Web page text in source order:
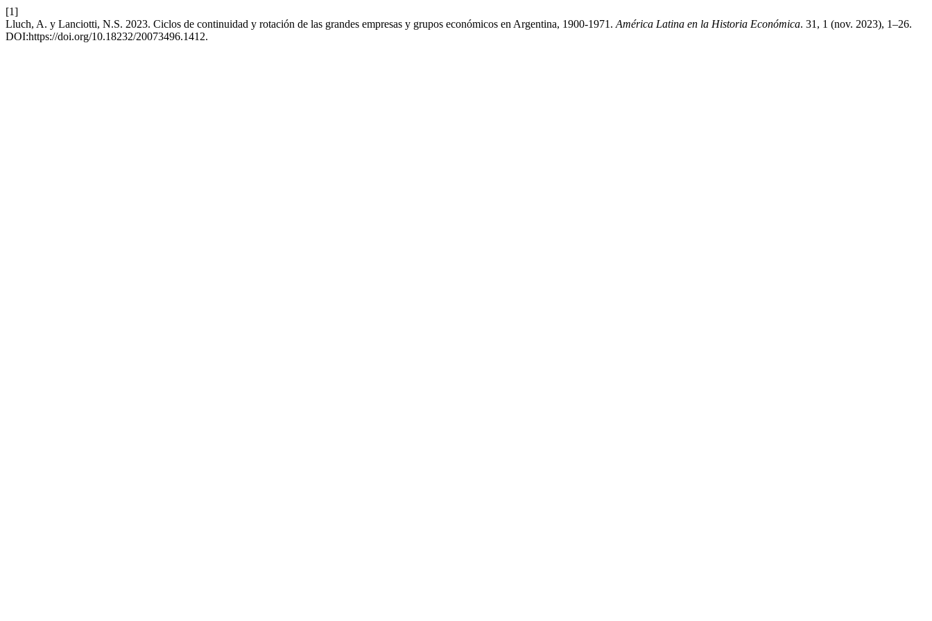
[1]
Lluch, A. y Lanciotti, N.S. 2023. Ciclos de continuidad y rotación de las grandes empresas y grupos económicos en Argentina, 1900-1971. América Latina en la Historia Económica. 31, 1 (nov. 2023), 1–26.
DOI:https://doi.org/10.18232/20073496.1412.